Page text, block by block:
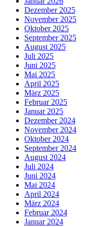
Dezember 2025
November 2025
Oktober 2025
September 2025
August 2025
Juli 2025
Juni 2025
Mai 2025
April 2025
März 2025
Februar 2025
Januar 2025
Dezember 2024
November 2024
Oktober 2024
September 2024
August 2024
Juli 2024
Juni 2024
Mai 2024
April 2024
März 2024
Februar 2024
Januar 2024